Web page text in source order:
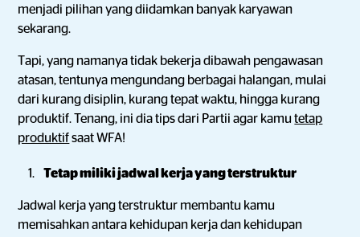
menjadi pilihan yang diidamkan banyak karyawan
sekarang.
Tapi, yang namanya tidak bekerja dibawah pengawasan
atasan, tentunya mengundang berbagai halangan, mulai
dari kurang disiplin, kurang tepat waktu, hingga kurang
produktif. Tenang, ini dia tips dari Partii agar kamutetap
produktifsaat WFA!
Tetap miliki jadwal kerja yang terstruktur
Jadwal kerja yang terstruktur membantu kamu
memisahkan antara kehidupan kerja dan kehidupan